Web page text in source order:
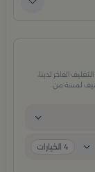
الفاخر لدينا،
لمسة من
4 الخيارات